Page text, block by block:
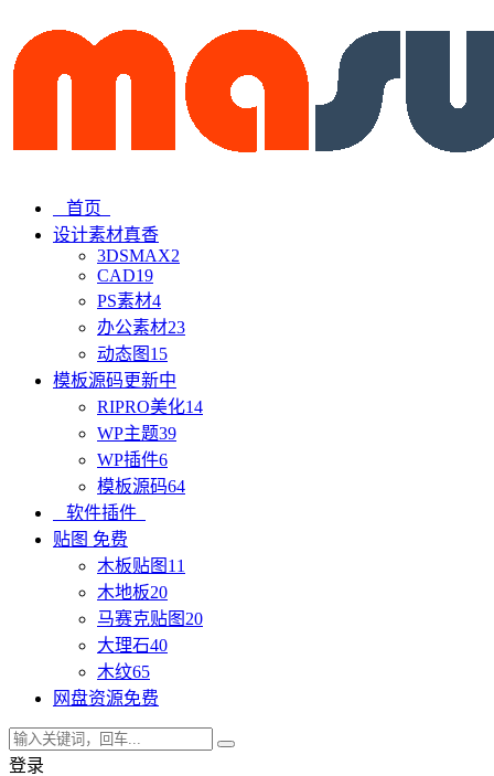
首页
设计素材真香
3DSMAX2
CAD19
PS素材4
办公素材23
动态图 15
模板源码更新中
RIPRO美化14
WP主题39
WP插件6
模板源码64
软件插件
贴图 免费
木板贴图 11
木地板20
马赛克贴图 20
大理石40
木纹65
网盘资源免费
登录